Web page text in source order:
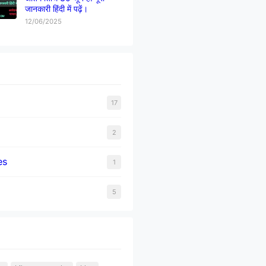
जानकारी हिंदी में पढ़ें।
12/06/2025
17
2
1
5